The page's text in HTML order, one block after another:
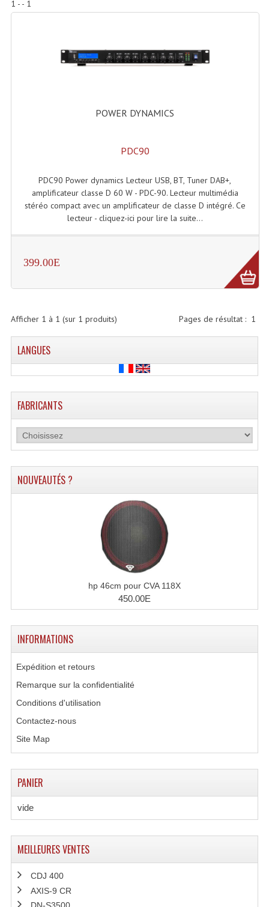
Sonorisation
Cellule (s)
Diamants
Pieds D'enceintes
Compresseurs , Limiteurs , Noise Gate
Enceintes Et Caissons Basses
Enceintes Amplifiées Actives
Enceintes, Système Amplifiés
Retours De Scène
Caisson De Basse Amplifié
Caissons De Basses
Enceinte Nomade Bluetooth
Enceintes (Ecoutes De Studio)
Haut-Parleurs Moteurs Tweeters Filtres
Filtres Passifs
Haut-Parleurs Amplis Guitare
Moteurs Pavillons Pour Enceinte
1 - - 1
POWER DYNAMICS
PDC90
PDC90 Power dynamics Lecteur USB, BT, Tuner DAB+,
amplificateur classe D 60 W - PDC-90. Lecteur multimédia
stéréo compact avec un amplificateur de classe D intégré. Ce
lecteur - cliquez-ici pour lire la suite...
399.00E
Pages de résultat : 1
Afficher 1 à 1 (sur 1 produits)
LANGUES
FABRICANTS
NOUVEAUTÉS ?
hp 46cm pour CVA 118X
450.00E
INFORMATIONS
Expédition et retours
Remarque sur la confidentialité
Conditions d'utilisation
Contactez-nous
Site Map
PANIER
vide
MEILLEURES VENTES
CDJ 400
AXIS-9 CR
DN-S3500